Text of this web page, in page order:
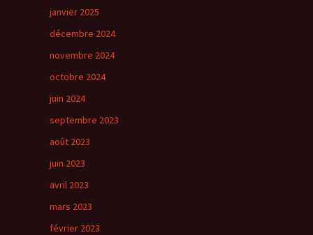
janvier 2025
décembre 2024
novembre 2024
octobre 2024
juin 2024
septembre 2023
août 2023
juin 2023
avril 2023
mars 2023
février 2023